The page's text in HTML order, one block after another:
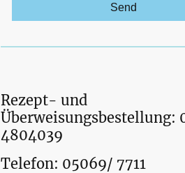
Send
Rezept- und
Überweisungsbestellung:
4804039
Telefon: 05069/ 7711